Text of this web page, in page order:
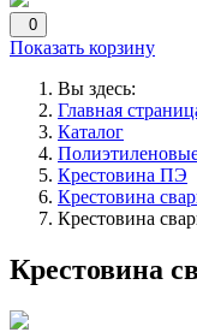
0
Показать корзину
Вы здесь:
Главная
Каталог
Крестовина ПЭ
Крестовина
Крестовина
Крестовина